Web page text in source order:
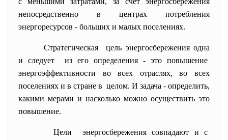
непосредственно в центрах потребления
энергоресурсов - больших и малых поселениях.
Стратегическая цель энергосбережения одна
и следует из его определения - это повышение
энергоэффективности во всех отраслях, во всех
поселениях и в стране в целом. И задача - определить,
какими мерами и насколько можно осуществить это
повышение.
Цели энергосбережения совпадают и с